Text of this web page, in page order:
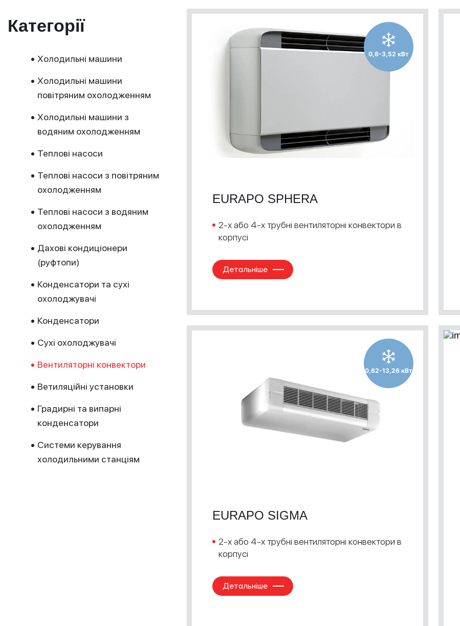
Категорії
Холодильні машини
Холодильні машини
повітряним охолодженням
Холодильні машини з
водяним охолодженням
Теплові насоси
Теплові насоси з повітряним
охолодженням
Теплові насоси з водяним
охолодженням
Дахові кондиціонери
(руфтопи)
Конденсатори та сухі
охолоджувачі
Конденсатори
Сухі охолоджувачі
Вентиляторні конвектори
Ветиляційні установки
Градирні та випарні
конденсатори
Системи керування
холодильними станціям
0,8-3,52 кВт
EURAPO SPHERA
2-х або 4-х трубні вентиляторні конвектори в
корпусі
Детальніше
0,62-13,26 кВт
EURAPO SIGMA
2-х або 4-х трубні вентиляторні конвектори в
корпусі
Детальніше